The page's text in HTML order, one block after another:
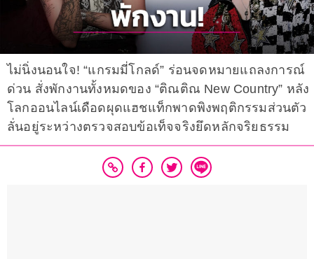
ไม่นิ่งนอนใจ! “แกรมมี่โกลด์” ร่อนจดหมายแถลงการณ์
ด่วน สั่งพักงานทั้งหมดของ “ติณติณ New Country” หลัง
โลกออนไลน์เดือดผุดแฮชแท็กพาดพิงพฤติกรรมส่วนตัว
ลั่นอยู่ระหว่างตรวจสอบข้อเท็จจริงยึดหลักจริยธรรม